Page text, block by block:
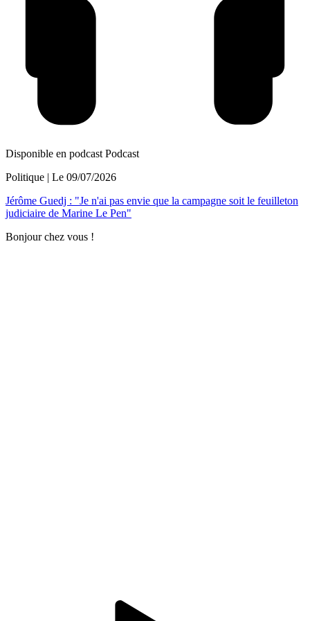
Disponible en podcast Podcast
Politique | Le 09/07/2026
Jérôme Guedj : "Je n'ai pas envie que la campagne soit le feuilleton
judiciaire de Marine Le Pen"
Bonjour chez vous !